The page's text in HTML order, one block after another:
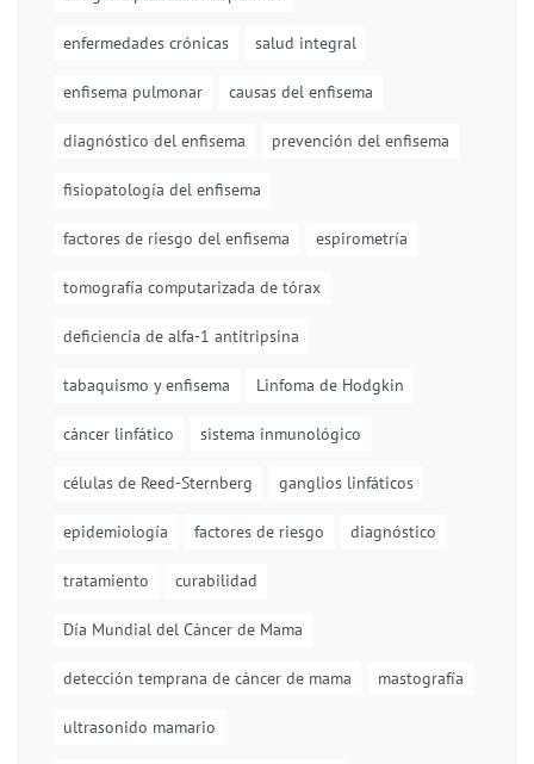
enfermedades crónicas salud integral
enfisema pulmonar causas del enfisema
diagnóstico del enfisema prevención del enfisema
fisiopatología del enfisema
factores de riesgo del enfisema espirometría
tomografía computarizada de tórax
deficiencia de alfa-1 antitripsina
tabaquismo y enfisema Linfoma de Hodgkin
cáncer linfático sistema inmunológico
células de Reed-Sternberg ganglios linfáticos
epidemiología factores de riesgo diagnóstico
tratamiento curabilidad
Día Mundial del Cáncer de Mama
detección temprana de cáncer de mama mastografía
ultrasonido mamario